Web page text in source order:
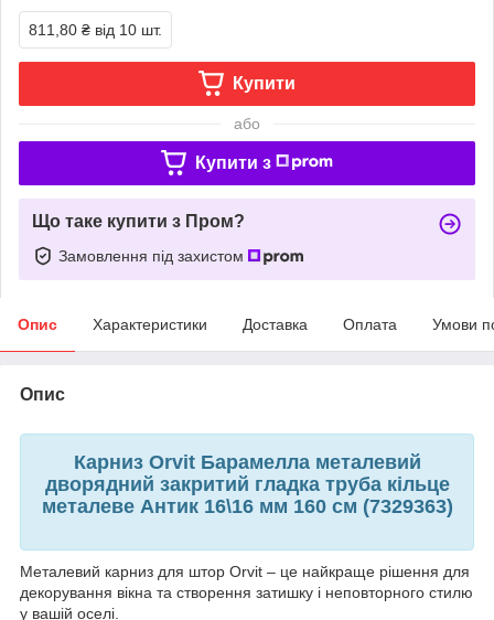
811,80 ₴ від 10 шт.
Купити
або
Купити з
Що таке купити з Пром?
Замовлення під захистом
Опис Характеристики Доставка Оплата Умови
Опис
Карниз Orvit Барамелла металевий
дворядний закритий гладка труба кільце
металеве Антик 16\16 мм 160 см (7329363)
Металевий карниз для штор Orvit – це найкраще рішення для
декорування вікна та створення затишку і неповторного стилю
у вашій оселі.